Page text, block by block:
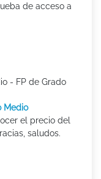
de acceso a
- FP de Grado
Medio
el precio del
saludos.